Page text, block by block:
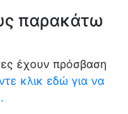
παρακάτω
έχουν πρόσβαση
κλικ εδώ για να